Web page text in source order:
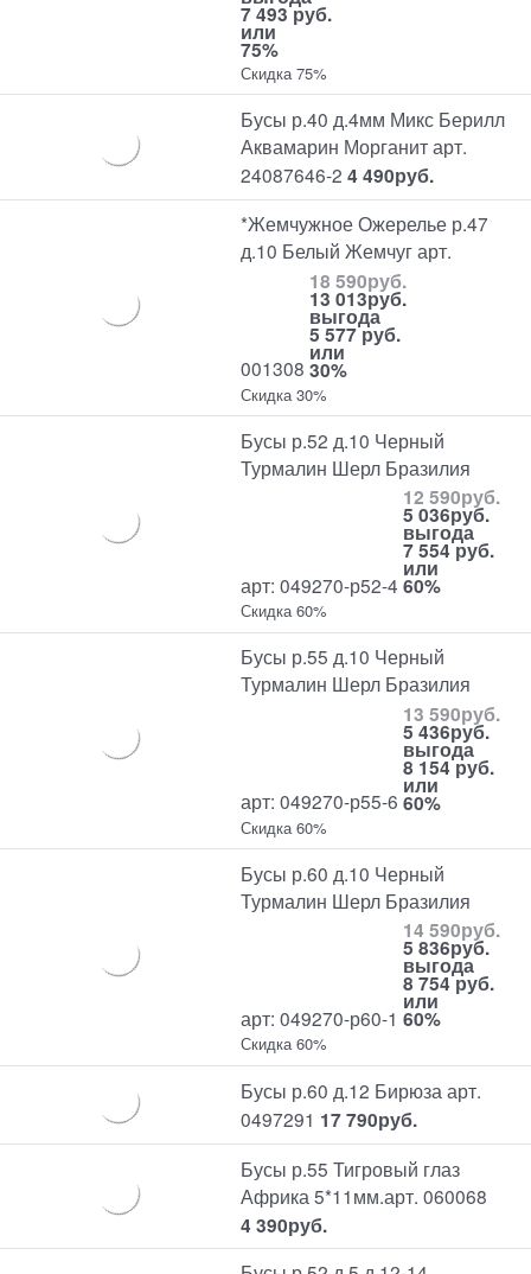
7 493 руб.
или
75%
Скидка 75%
Бусы р.40 д.4мм Микс Берилл
Аквамарин Морганит арт.
24087646-2 4 490руб.
*Жемчужное Ожерелье р.47
д.10 Белый Жемчуг арт.
001308
18 590руб.
13 013руб.
выгода
5 577 руб.
или
30%
Скидка 30%
Бусы р.52 д.10 Черный
Турмалин Шерл Бразилия
арт: 049270-р52-4
12 590руб.
5 036руб.
выгода
7 554 руб.
или
60%
Скидка 60%
Бусы р.55 д.10 Черный
Турмалин Шерл Бразилия
арт: 049270-р55-6
13 590руб.
5 436руб.
выгода
8 154 руб.
или
60%
Скидка 60%
Бусы р.60 д.10 Черный
Турмалин Шерл Бразилия
арт: 049270-р60-1
14 590руб.
5 836руб.
выгода
8 754 руб.
или
60%
Скидка 60%
Бусы р.60 д.12 Бирюза арт.
0497291 17 790руб.
Бусы р.55 Тигровый глаз
Африка 5*11мм.арт. 060068
4 390руб.